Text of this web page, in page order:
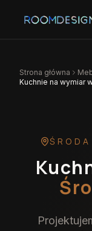
Strona główna
Kuchnie na wymiar